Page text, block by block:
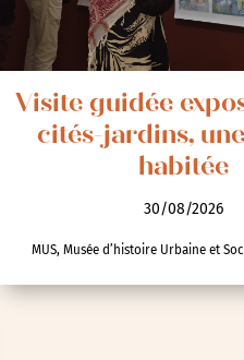
Visite guidée
cités-jardins,
habitée
30/08/2026
MUS, Musée d’histoire Urbaine et